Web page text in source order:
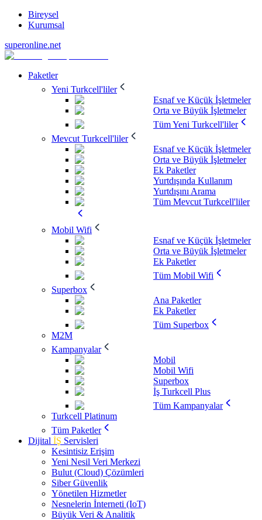
Bireysel
Kurumsal
superonline.net
Paketler
Yeni Turkcell'liler
Esnaf ve Küçük İşletmeler
Orta ve Büyük İşletmeler
Tüm Yeni Turkcell'liler
Mevcut Turkcell'liler
Esnaf ve Küçük İşletmeler
Orta ve Büyük İşletmeler
Ek Paketler
Yurtdışında Kullanım
Yurtdışını Arama
Tüm Mevcut Turkcell'liler
Mobil Wifi
Esnaf ve Küçük İşletmeler
Orta ve Büyük İşletmeler
Ek Paketler
Tüm Mobil Wifi
Superbox
Ana Paketler
Ek Paketler
Tüm Superbox
M2M
Kampanyalar
Mobil
Mobil Wifi
Superbox
İş Turkcell Plus
Tüm Kampanyalar
Turkcell Platinum
Tüm Paketler
Dijital İŞ Servisleri
Kesintisiz Erişim
Yeni Nesil Veri Merkezi
Bulut (Cloud) Çözümleri
Siber Güvenlik
Yönetilen Hizmetler
Nesnelerin İnterneti (IoT)
Büyük Veri & Analitik